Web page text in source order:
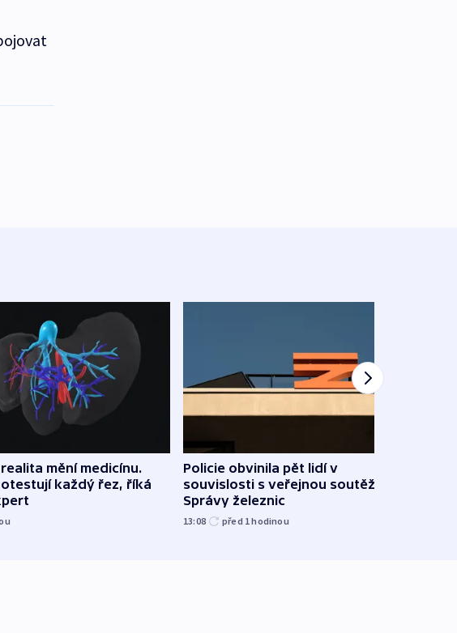
mění medicínu.
otestují každý řez, říká
Policie obvinila pět lidí v
souvislosti s veřejnou soutěží
Správy železnic
13:08 před 1hodinou